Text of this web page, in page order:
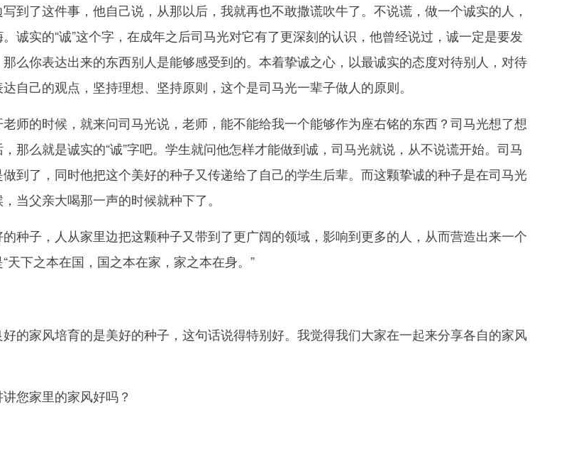
了这件事，他自己说，从那以后，我就再也不敢撒谎吹牛了。不说谎，做一个诚实的人，
诚实的“诚”这个字，在成年之后司马光对它有了更深刻的认识，他曾经说过，诚一定是要发
么你表达出来的东西别人是能够感受到的。本着挚诚之心，以最诚实的态度对待别人，对待
自己的观点，坚持理想、坚持原则，这个是司马光一辈子做人的原则。
的时候，就来问司马光说，老师，能不能给我一个能够作为座右铭的东西？司马光想了想
那么就是诚实的“诚”字吧。学生就问他怎样才能做到诚，司马光就说，从不说谎开始。司马
到了，同时他把这个美好的种子又传递给了自己的学生后辈。而这颗挚诚的种子是在司马光
当父亲大喝那一声的时候就种下了。
子，人从家里边把这颗种子又带到了更广阔的领域，影响到更多的人，从而营造出来一个
天下之本在国，国之本在家，家之本在身。”
家风培育的是美好的种子，这句话说得特别好。我觉得我们大家在一起来分享各自的家风
您家里的家风好吗？